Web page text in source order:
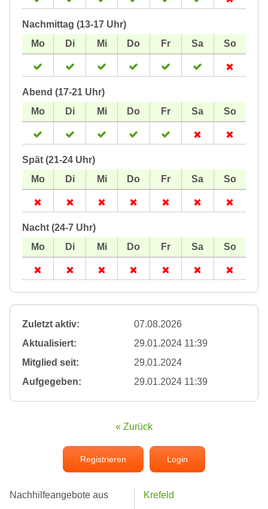
Nachmittag (13-17 Uhr)
Abend (17-21 Uhr)
Spät (21-24 Uhr)
Nacht (24-7 Uhr)
Zuletzt aktiv:
07.08.2026
Aktualisiert:
29.01.2024 11:39
Mitglied seit:
29.01.2024
Aufgegeben:
29.01.2024 11:39
« Zurück
Registrieren Login
Nachhilfeangebote aus
Krefeld